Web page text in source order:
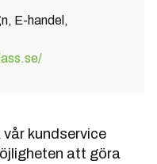
E-handel,
kundservice
att göra